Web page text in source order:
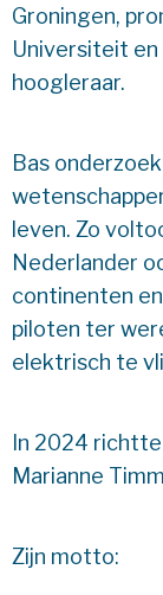
Groningen,
Universiteit
hoogleraar.
Bas
leven. Zo
Nederlander
continenten
piloten ter
elektrisch te
In 2024
Marianne
Zijn motto: